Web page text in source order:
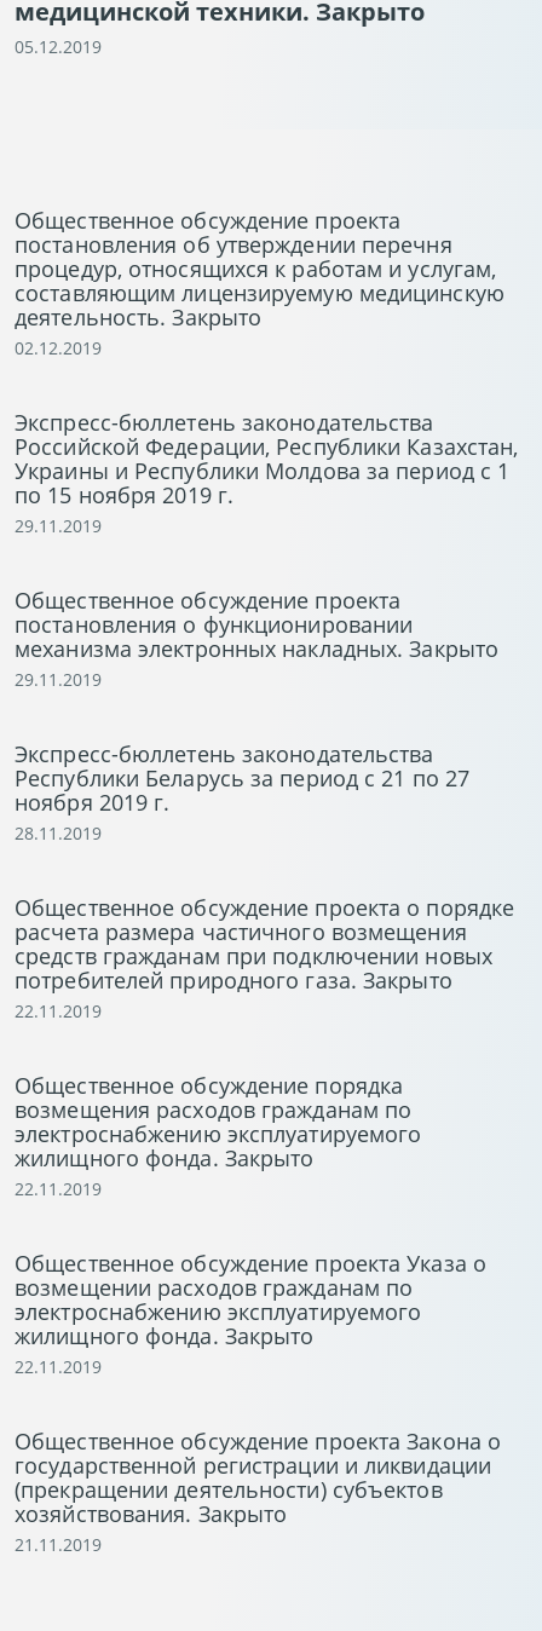
медицинской техники. Закрыто
05.12.2019
Общественное обсуждение проекта
постановления об утверждении перечня
процедур, относящихся к работам и услугам,
составляющим лицензируемую медицинскую
деятельность. Закрыто
02.12.2019
Экспресс-бюллетень законодательства
Российской Федерации, Республики Казахстан,
Украины и Республики Молдова за период с 1
по 15 ноября 2019 г.
29.11.2019
Общественное обсуждение проекта
постановления о функционировании
механизма электронных накладных. Закрыто
29.11.2019
Экспресс-бюллетень законодательства
Республики Беларусь за период с 21 по 27
ноября 2019 г.
28.11.2019
Общественное обсуждение проекта о порядке
расчета размера частичного возмещения
средств гражданам при подключении новых
потребителей природного газа. Закрыто
22.11.2019
Общественное обсуждение порядка
возмещения расходов гражданам по
электроснабжению эксплуатируемого
жилищного фонда. Закрыто
22.11.2019
Общественное обсуждение проекта Указа о
возмещении расходов гражданам по
электроснабжению эксплуатируемого
жилищного фонда. Закрыто
22.11.2019
Общественное обсуждение проекта Закона о
государственной регистрации и ликвидации
(прекращении деятельности) субъектов
хозяйствования. Закрыто
21.11.2019